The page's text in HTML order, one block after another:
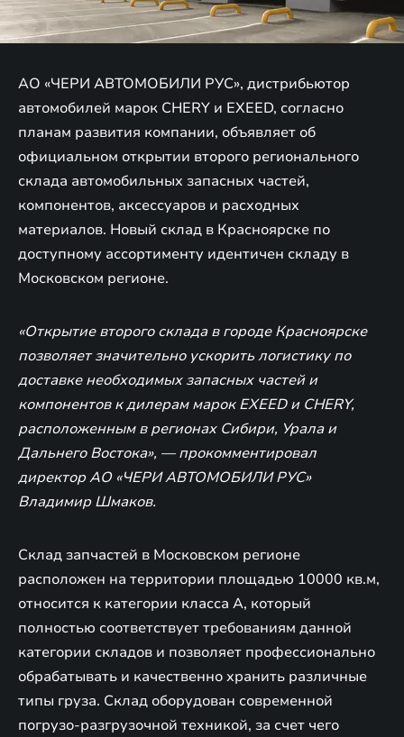
АО «ЧЕРИ АВТОМОБИЛИ РУС», дистрибьютор
автомобилей марок CHERY и EXEED, согласно
планам развития компании, объявляет об
официальном открытии второго регионального
склада автомобильных запасных частей,
компонентов, аксессуаров и расходных
материалов. Новый склад в Красноярске по
доступному ассортименту идентичен складу в
Московском регионе.
«Открытие второго склада в городе Красноярске
позволяет значительно ускорить логистику по
доставке необходимых запасных частей и
компонентов к дилерам марок EXEED и CHERY,
расположенным в регионах Сибири, Урала и
Дальнего Востока», — прокомментировал
директор АО «ЧЕРИ АВТОМОБИЛИ РУС»
Владимир Шмаков.
Склад запчастей в Московском регионе
расположен на территории площадью 10000 кв.м,
относится к категории класса A, который
полностью соответствует требованиям данной
категории складов и позволяет профессионально
обрабатывать и качественно хранить различные
типы груза. Склад оборудован современной
погрузо-разгрузочной техникой, за счет чего